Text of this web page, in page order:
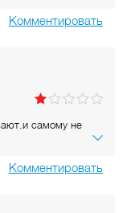
или в
Комментировать
самому не
Комментировать